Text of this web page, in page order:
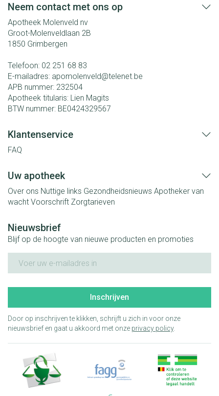
Neem contact met ons op
Apotheek Molenveld nv
Groot-Molenveldlaan 2B
1850 Grimbergen
Telefoon: 02 251 68 83
E-mailadres: apomolenveld@telenet.be
APB nummer: 232504
Apotheek titularis: Lien Magits
BTW nummer: BE0424329567
Klantenservice
FAQ
Uw apotheek
Over ons Nuttige links Gezondheidsnieuws Apotheker van
wacht Voorschrift Zorgtarieven
Nieuwsbrief
Blijf op de hoogte van nieuwe producten en promoties
Inschrijven
Door op inschrijven te klikken, schrijft u zich in voor onze
nieuwsbrief en gaat u akkoord met onze privacy policy.